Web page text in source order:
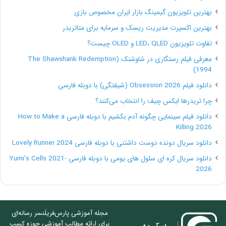
دارد.
بیشتر بخوانید:راهنمای استخدام و انجام پروژه ها در
پلتفرم پارس فریلنسر
ممکن است یکی از مشتریان شما تولید قطعات زیادی به
شما بسپارد که می‌توانید آن را به عنوان یک کسب و کار بلند
مدت در نظر بگیرد و هزینه‌های متفاوتی برای هر قطعه در
نظر بگیرید. خوشبختانه تعداد این مشتریان کم نیست. اگر
شما بتوانید رضایت مشتریان خودتان را به دست آورید،
بدانید که روز به روز تعداد آن‌ها بیشتر و بیشتر خواهد شد.
بهترین تلویزیون گیمینگ بازار ایران مخصوص بازی
بهترین اکسپرت مدیریت ریسک و سرمایه برای متاتریدر
تفاوت تلویزیون LED، QLED و OLED چیست؟
معرفی فیلم رستگاری در شاوشنک (The Shawshank Redemption
1994)
دانلود فیلم Obsession 2026 (شیفتگی) با دوبله فارسی
چرا تریدرها ایکس چیف را انتخاب می‌کنند؟
دانلود فیلم سینمایی چگونه آدم بکشیم با دوبله فارسی How to Make a
Killing 2026
دانلود سریال دونده دوست داشتنی با دوبله فارسی Lovely Runner 2024
دانلود سریال کره ای سلول های یومی با دوبله فارسی Yumi’s Cells 2021-
2026
مجله آموزشی پارس‌فریلَنسر رسانه‌ای